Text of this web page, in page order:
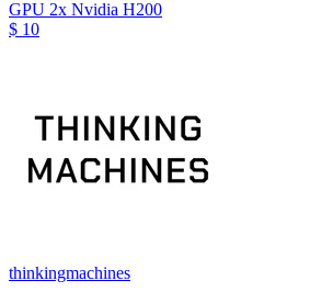
GPU 2x Nvidia H200
$ 10
thinkingmachines